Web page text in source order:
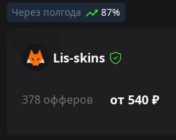
Через полгода 87%
Lis-skins
378 офферов от 540 ₽